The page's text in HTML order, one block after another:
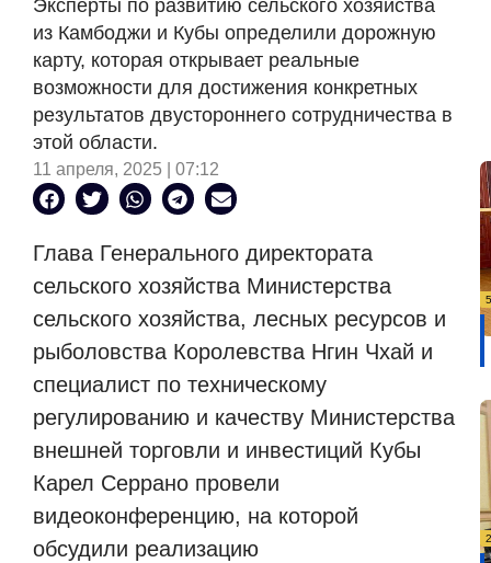
Эксперты по развитию сельского хозяйства
из Камбоджи и Кубы определили дорожную
карту, которая открывает реальные
возможности для достижения конкретных
результатов двустороннего сотрудничества в
этой области.
11 апреля, 2025 | 07:12
Глава Генерального директората
сельского хозяйства Министерства
сельского хозяйства, лесных ресурсов и
рыболовства Королевства Нгин Чхай и
специалист по техническому
регулированию и качеству Министерства
внешней торговли и инвестиций Кубы
Карел Серрано провели
видеоконференцию, на которой
обсудили реализацию